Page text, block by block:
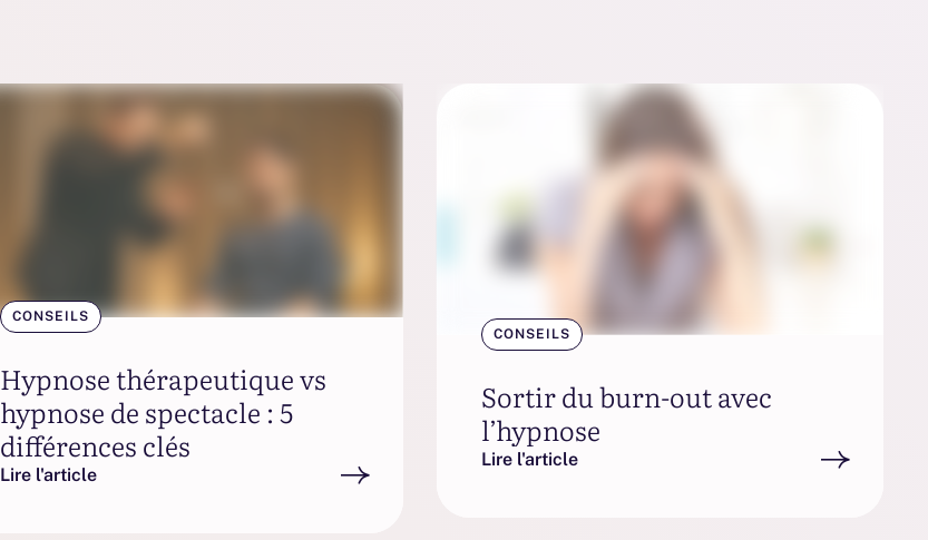
CONSEILS
Hypnose thérapeutique vs
hypnose de spectacle : 5
différences clés
Lire l'article
CONSEILS
Sortir du burn-out avec
l’hypnose
Lire l'article